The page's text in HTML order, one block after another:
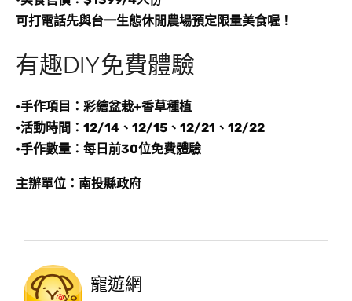
​可打電話先與台一生態休閒農場預定限量美食喔！
有趣DIY免費體驗
•手作項目：彩繪盆栽+香草種植
•活動時間：12/14、12/15、12/21、12/22
•手作數量：每日前30位免費體驗
主辦單位：南投縣政府
寵遊網